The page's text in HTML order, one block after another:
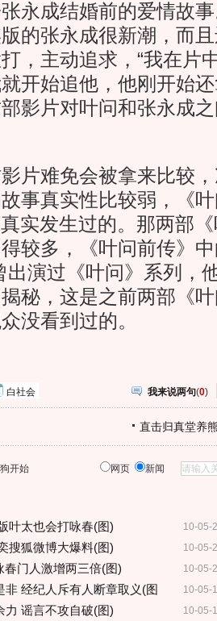
永成结婚前的爱情故
的张永成很新潮，而
，主动追求，“我在片
开始追他，他刚开始
影片对叶问和张永成
难免会被拿来比较，
事真实性比较弱，《
实发生过的。那两部
较多，《叶问前传》
出演过《叶问》系列，
秘，这是之前两部《
没看到过的。
白社会 我来说两句(0)
直击归真堂养
开始 网页 新闻
10-05-
叶太也会打咏春(图)
10-05-
搜狐微博大爆料(图)
10-05-
春门人激增两三倍(图)
10-05-
经纪人斥有人断章取义(图
10-05-
力 谣言不攻自破(图)